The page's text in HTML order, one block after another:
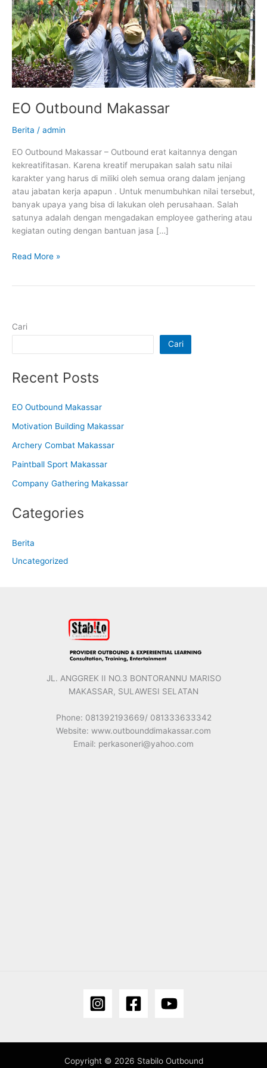
EO Outbound Makassar
Berita / admin
EO Outbound Makassar – Outbound erat kaitannya dengan
kekreatifitasan. Karena kreatif merupakan salah satu nilai
karakter yang harus di miliki oleh semua orang dalam jenjang
atau jabatan kerja apapun . Untuk menumbuhkan nilai tersebut,
banyak upaya yang bisa di lakukan oleh perusahaan. Salah
satunya adalah dengan mengadakan employee gathering atau
kegiatan outing dengan bantuan jasa […]
Read More »
Cari
Cari
Recent Posts
EO Outbound Makassar
Motivation Building Makassar
Archery Combat Makassar
Paintball Sport Makassar
Company Gathering Makassar
Categories
Berita
Uncategorized
JL. ANGGREK II NO.3 BONTORANNU MARISO
MAKASSAR, SULAWESI SELATAN
Phone: 081392193669/ 081333633342
Website: www.outbounddimakassar.com
Email: perkasoneri@yahoo.com
Copyright © 2026 Stabilo Outbound